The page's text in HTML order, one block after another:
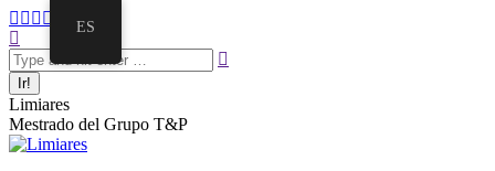
Saltar
al
contenido
Facebook
opens
in
new
window
Twitter
opens
in
new
window
Mail
opens
in
window
Instagram
page
in
window
Linkedin
page
in
window
Buscar:
Limiares
Mestrado del Grupo T&P
ES